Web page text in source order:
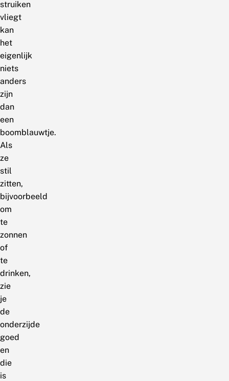
struiken
vliegt
kan
het
eigenlijk
niets
anders
zijn
dan
een
boomblauwtje.
Als
ze
stil
zitten,
bijvoorbeeld
om
te
zonnen
of
te
drinken,
zie
je
de
onderzijde
goed
en
die
is